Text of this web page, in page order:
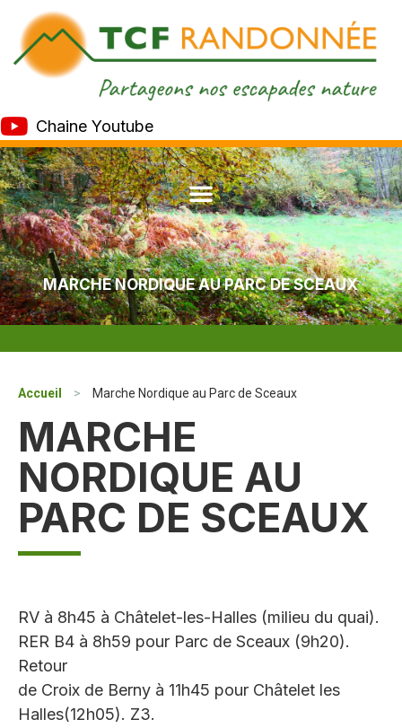
Chaine Youtube
MARCHE NORDIQUE AU PARC DE SCEAUX
Accueil > Marche Nordique au Parc de Sceaux
MARCHE
NORDIQUE AU
PARC DE SCEAUX
RV à 8h45 à Châtelet-les-Halles (milieu du quai).
RER B4 à 8h59 pour Parc de Sceaux (9h20).
Retour
de Croix de Berny à 11h45 pour Châtelet les
Halles(12h05). Z3.